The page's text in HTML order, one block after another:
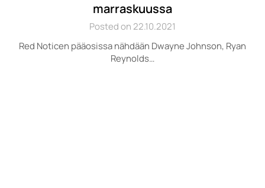
marraskuussa
Posted on 22.10.2021
Red Noticen pääosissa nähdään Dwayne Johnson, Ryan
Reynolds…